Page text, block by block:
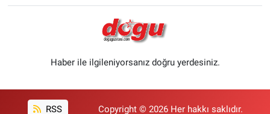
Haber ile ilgileniyorsanız doğru yerdesiniz.
RSS Copyright © 2026 Her hakkı saklıdır.